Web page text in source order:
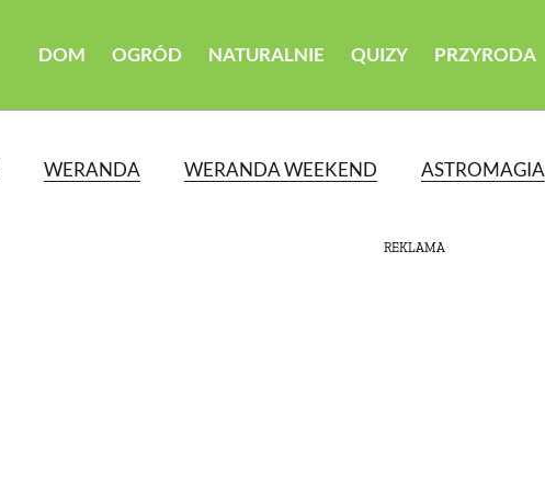
DOM OGRÓD NATURALNIE QUIZY PRZYRODA
WERANDA WERANDA WEEKEND ASTROMAGIA
REKLAMA